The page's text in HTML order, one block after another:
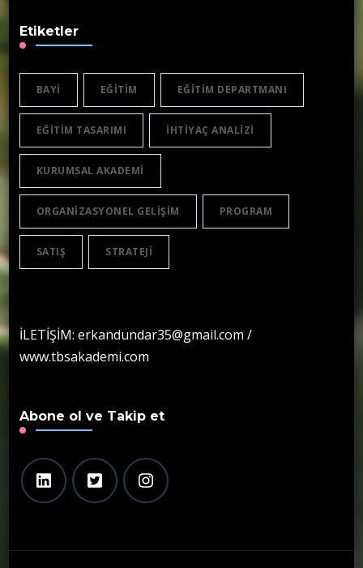
Etiketler
BAYI EĞITIM EĞITIM DEPARTMANI
EĞITIM TASARIMI IHTIYAÇ ANALIZI
KURUMSAL AKADEMI
ORGANIZASYONEL GELIŞIM PROGRAM
SATIŞ STRATEJI
İLETİŞİM: erkandundar35@gmail.com /
www.tbsakademi.com
Abone ol ve Takip et